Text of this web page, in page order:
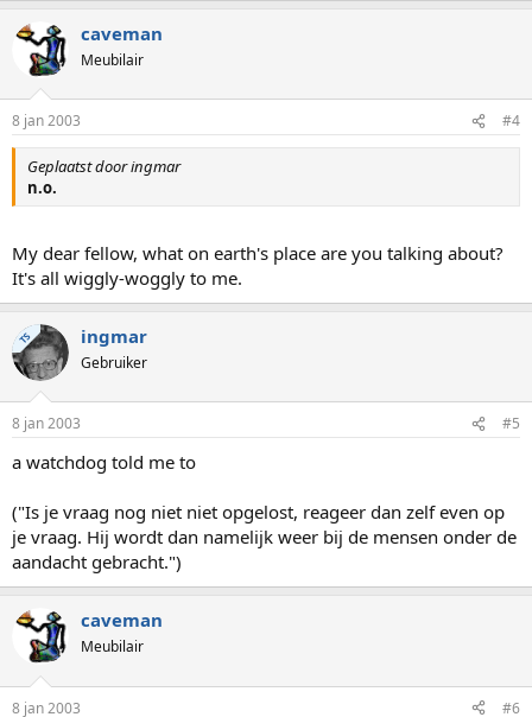
caveman
Meubilair
8 jan 2003 #4
Geplaatst door ingmar
n.o.
My dear fellow, what on earth's place are you talking about?
It's all wiggly-woggly to me.
TS ingmar
Gebruiker
8 jan 2003 #5
a watchdog told me to
("Is je vraag nog niet niet opgelost, reageer dan zelf even op
je vraag. Hij wordt dan namelijk weer bij de mensen onder de
aandacht gebracht.")
caveman
Meubilair
8 jan 2003 #6